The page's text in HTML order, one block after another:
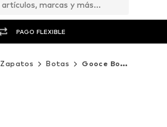
PAGO FLEXIBLE
Zapatos Botas Gooce Botas